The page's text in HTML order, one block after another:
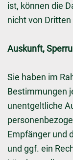
ist, können die
nicht von
Auskunft,
Sie haben im
Bestimmungen
unentgeltliche
Empfänger und
und ggf. ein